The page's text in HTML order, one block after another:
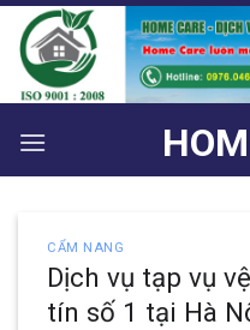
Bỏ
qua
nội
dung
CẨM NANG
Dịch vụ tạp vụ
tín số 1 tại Hà